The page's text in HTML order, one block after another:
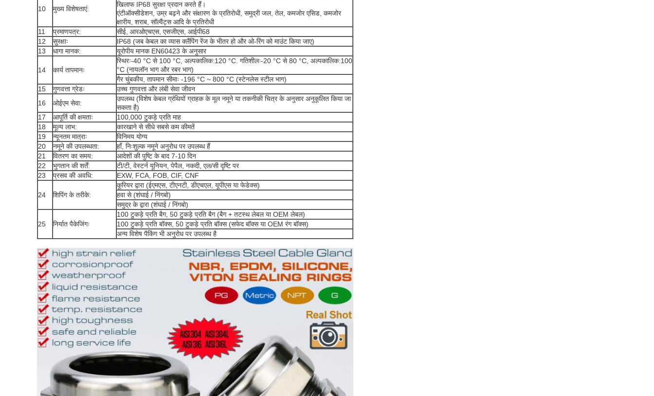
10 मुख्य विशेषताएं:
खिलाफ IP68 सुरक्षा प्रदान करते हैं।
एंटीऑक्सीडेशन, उम्र बढ़ने और संक्षारण के प्रतिरोधी, समुद्री जल, तेल, कमजोर एसिड, कमजोर
क्षारीय, शराब, सॉल्वैंट्स आदि के प्रतिरोधी
11
प्रमाणपत्र:
सीई, आरओएचएस, एसजीएस, आईपी68
12
सुरक्षाः
IP68 (जब केबल का व्यास क्लैंपिंग रेंज के भीतर हो और ओ-रिंग को माउंट किया जाए)
13
धागा मानक: यूरोपीय मानक EN60423 के अनुसार
14 कार्य तापमानः
स्थिरः-40 °C से 100 °C, अल्पकालिक:120 °C. गतिशीलः-20 °C से 80 °C, अल्पकालिक:100
°C (नायलॉन भाग और रबर भाग)
गैर चुंबकीय, तापमान सीमाः -196 °C ~ 800 °C (स्टेनलेस स्टील भाग)
15
गुणवत्ता ग्रेडः
उच्च गुणवत्ता और लंबी सेवा जीवन
16
ओईएम सेवा:
उपलब्ध (विशेष केबल ग्रंथियों ग्राहक के मूल नमूने या तकनीकी चित्र के अनुसार अनुकूलित किया जा
सकता है)
17
आपूर्ति की क्षमताः
100,000 टुकड़े प्रति माह
18
मूल्य लाभ:
कारखाने से सीधे सबसे कम कीमतें
19
न्यूनतम मात्राः
विनिमय योग्य
20
नमूने की उपलब्धता:
हाँ, निःशुल्क नमूने अनुरोध पर उपलब्ध हैं
21
वितरण का समय:
आदेशों की पुष्टि के बाद 7-10 दिन
22
भुगतान की शर्तें:
टी/टी, वेस्टर्न यूनियन, पेपैल, नकदी, एल/सी दृष्टि पर
23
प्रसव की अवधि: EXW, FCA, FOB, CIF, CNF
24 शिपिंग के तरीके:
कूरियर द्वारा (ईएमएस, टीएनटी, डीएचएल, यूपीएस या फेडेक्स)
हवा से (शंघाई / निंगबो)
समुद्र के द्वारा (शंघाई / निंगबो)
25 निर्यात पैकेजिंगः
100 टुकड़े प्रति बैग, 50 टुकड़े प्रति बैग (बैग + तटस्थ लेबल या OEM लेबल)
100 टुकड़े प्रति बॉक्स, 50 टुकड़े प्रति बॉक्स (सफेद बॉक्स या OEM रंग बॉक्स)
अन्य विशेष पैकिंग भी अनुरोध पर उपलब्ध है